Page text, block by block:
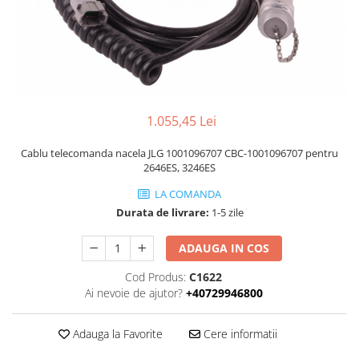
Punti - axe
Diverse piese transmisie
Piese ambreiaj
Cruce cardan
Roti teren accidentat
Roti non-marking
Roata transpaleta
Piese motor Yanmar
Piese Vapormatic
1.055,45 Lei
Cablu telecomanda nacela JLG 1001096707 CBC-1001096707 pentru
2646ES, 3246ES
LA COMANDA
Durata de livrare: 1-5 zile
ADAUGA IN COS
Cod Produs: C1622
Ai nevoie de ajutor? +40729946800
Adauga la Favorite Cere informatii